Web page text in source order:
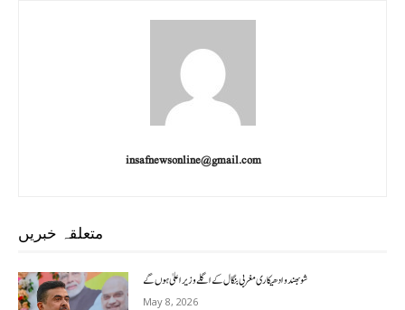
insafnewsonline@gmail.com
متعلقہ خبریں
شوبھندو ادھیکاری مغربی بنگال کے اگلے وزیر اعلیٰ ہوں گے
May 8, 2026